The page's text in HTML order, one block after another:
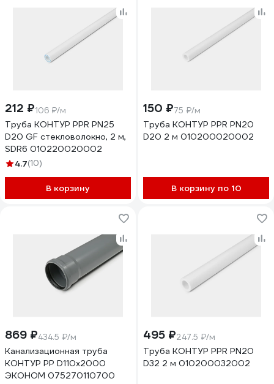
212 ₽106 ₽/м
Труба КОНТУР PPR PN25
D20 GF стекловолокно, 2 м,
SDR6 010220020002
4.7(10)
В корзину
150 ₽75 ₽/м
Труба КОНТУР PPR PN20
D20 2 м 010200020002
В корзину по 10
869 ₽434.5 ₽/м
Канализационная труба
КОНТУР РР D110x2000
ЭКОНОМ 075270110700
495 ₽247.5 ₽/м
Труба КОНТУР PPR PN20
D32 2 м 010200032002